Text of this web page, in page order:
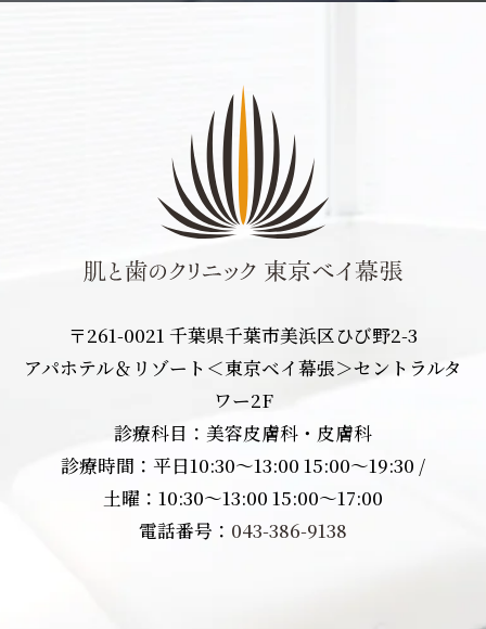
〒261-0021 千葉県千葉市美浜区ひび野2-3
アパホテル＆リゾート＜東京ベイ幕張＞セントラルタ
ワー2F
診療科目：美容皮膚科・皮膚科
診療時間：平日10:30〜13:00 15:00〜19:30 /
土曜：10:30〜13:00 15:00〜17:00
電話番号： 043-386-9138